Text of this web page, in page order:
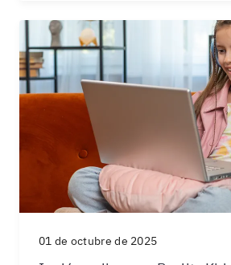
01 de octubre de 2025